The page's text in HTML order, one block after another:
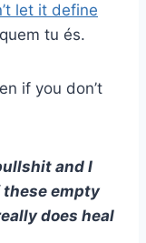
let it define
tu és.
if you don’t
and I
these empty
does heal